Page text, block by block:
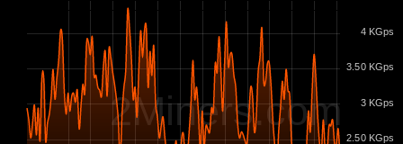
2Miners.com
2.50 KGps
3 KGps
3.50 KGps
4 KGps